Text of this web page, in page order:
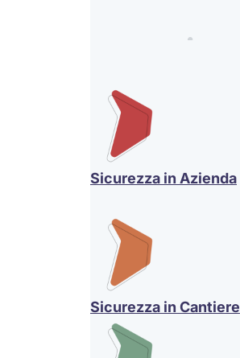
Sicurezza in Azienda
Sicurezza in Cantiere